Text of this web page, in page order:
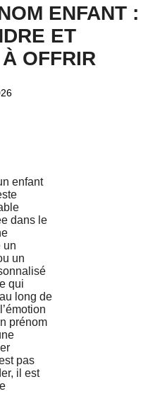
ENFANT :
ET
OFFRIR
enfant
dans le
un
un
qui
long de
prénom
pas
il est